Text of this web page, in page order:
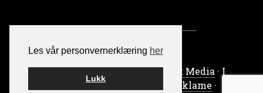
Les vår personvernerklæring her
Lukk
Bygget på WordPress avSmart Media · I
samarbeid med
Skrythals Reklame ·